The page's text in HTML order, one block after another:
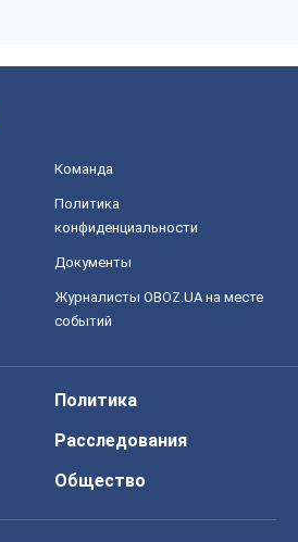
Команда
Политика
конфиденциальности
Документы
Журналисты OBOZ.UA на месте
событий
Политика
Расследования
Общество